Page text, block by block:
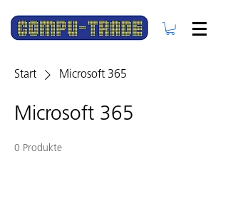
Start Microsoft 365
Microsoft 365
0 Produkte